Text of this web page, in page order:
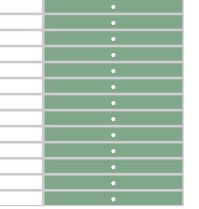
●
●
●
●
●
●
●
●
●
●
●
●
●